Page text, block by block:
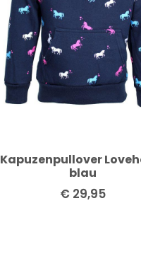
Kapuzenpullover
blau
€29,95